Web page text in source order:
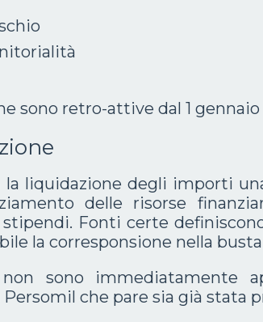
sono retro-attive dal 1 gennaio
la liquidazione degli importi
delle risorse
Fonti certe
la corresponsione nella
sono immediatamente
che pare sia già stata